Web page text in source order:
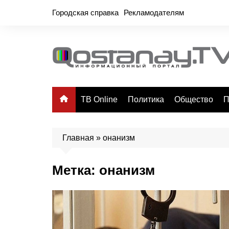
Городская справка Рекламодателям
ТВ Online Политика Общество
Главная » онанизм
Метка: онанизм